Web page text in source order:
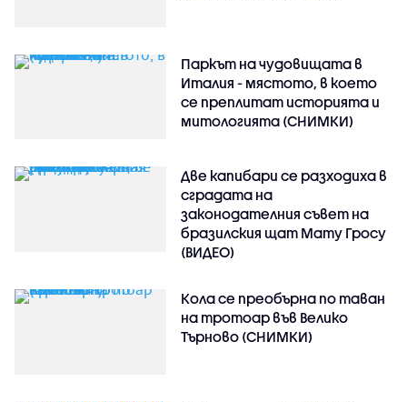
Паркът на чудовищата в
Италия - мястото, в което
се преплитат историята и
митологията (СНИМКИ)
Две капибари се разходиха в
сградата на
законодателния съвет на
бразилския щат Мату Гросу
(ВИДЕО)
Кола се преобърна по таван
на тротоар във Велико
Търново (СНИМКИ)